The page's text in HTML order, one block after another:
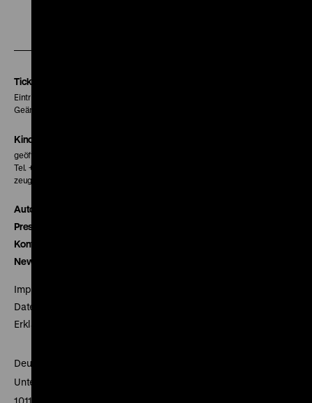
Tickets
Eintritt 5 €
Geänderte Preise sind im Programm vermerkt.
Kinokasse
geöffnet 30 Minuten vor Beginn der ersten Vorstellung
Tel. + 49 30 20304-770
zeughauskino@dhm.de
Autor*innen
Presse
Kontakt
Newsletter
Impressum
Datenschutz
Erklärung digitale Barrierefreiheit
Deutsches Historisches Museum
Unter den Linden 2
10117 Berlin